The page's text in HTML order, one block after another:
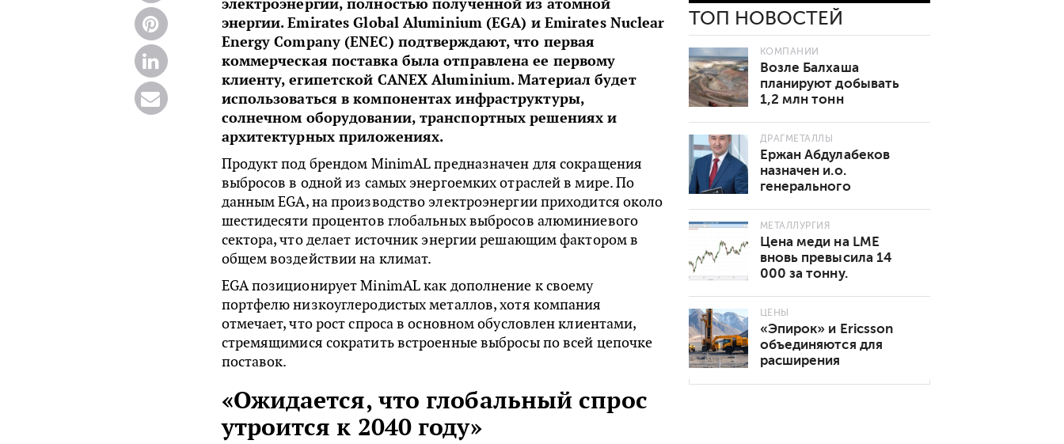
электроэнергии, полностью полученной из атомной
энергии. Emirates Global Aluminium (EGA) и Emirates Nuclear
Energy Company (ENEC) подтверждают, что первая
коммерческая поставка была отправлена ее первому
клиенту, египетской CANEX Aluminium. Материал будет
использоваться в компонентах инфраструктуры,
солнечном оборудовании, транспортных решениях и
архитектурных приложениях.
Продукт под брендом MinimAL предназначен для сокращения
выбросов в одной из самых энергоемких отраслей в мире. По
данным EGA, на производство электроэнергии приходится около
шестидесяти процентов глобальных выбросов алюминиевого
сектора, что делает источник энергии решающим фактором в
общем воздействии на климат.
EGA позиционирует MinimAL как дополнение к своему
портфелю низкоуглеродистых металлов, хотя компания
отмечает, что рост спроса в основном обусловлен клиентами,
стремящимися сократить встроенные выбросы по всей цепочке
поставок.
«Ожидается, что глобальный спрос
утроится к 2040 году»
ТОП НОВОСТЕЙ
КОМПАНИИ
Возле Балхаша
планируют добывать
1,2 млн тонн
руды в год
ДРАГМЕТАЛЛЫ
Ержан Абдулабеков
назначен и.о.
генерального
МЕТАЛЛУРГИЯ
Цена меди на LME
вновь превысила 14
000 за тонну.
роста
ЦЕНЫ
«Эпирок» и Ericsson
объединяются для
расширения